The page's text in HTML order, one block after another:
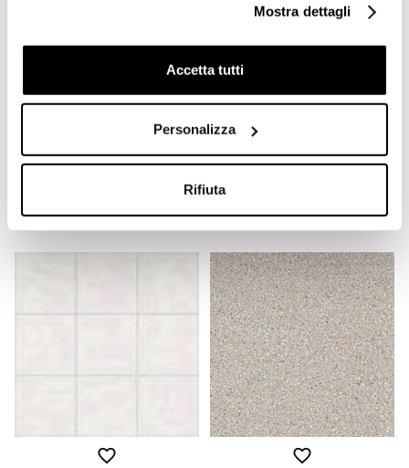
Mostra dettagli
Accetta tutti
Personalizza
Rifiuta
Cementina gres
porcellanato eff cementina
seconda scelta, nero 1,
20x20 cm - Reverie,
Piastrella Tonalite Serie
Diamante - Verde Lime
liscia (1567) - Formato
15x15